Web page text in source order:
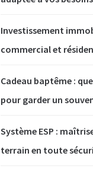
Investissement
commercial et
Cadeau baptême :
pour garder un
Système ESP :
terrain en toute